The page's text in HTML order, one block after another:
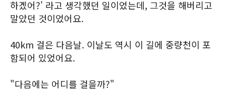
하겠어?' 라고 생각했던 일이었는데, 그것을 해버리고
말았던 것이었어요.
40km 걸은 다음날. 이날도 역시 이 길에 중량천이 포
함되어 있었어요.
"다음에는 어디를 걸을까?"